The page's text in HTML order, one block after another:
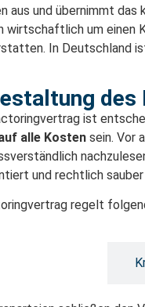
aus und übernimmt
wirtschaftlich um einen
In Deutschland
ist
alle Kosten sein. Vor
und rechtlich
regelt